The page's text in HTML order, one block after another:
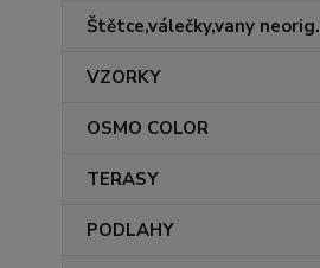
Štětce,válečky,vany neorig.
VZORKY
OSMO COLOR
TERASY
PODLAHY